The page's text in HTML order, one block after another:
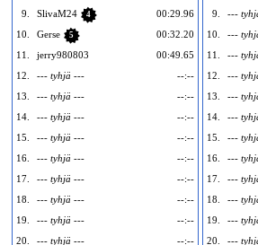
9.
SlivaM24 4
00:29.96
10.
Gerse 5
00:32.20
11.
jerry980803
00:49.65
12.
--- tyhjä ---
--:--
13.
--- tyhjä ---
--:--
14.
--- tyhjä ---
--:--
15.
--- tyhjä ---
--:--
16.
--- tyhjä ---
--:--
17.
--- tyhjä ---
--:--
18.
--- tyhjä ---
--:--
19.
--- tyhjä ---
--:--
20.
--- tyhjä --- --:--
9.
---
10.
---
11.
---
12.
---
13.
---
14.
---
15.
---
16.
---
17.
---
18.
---
19.
---
20.
---